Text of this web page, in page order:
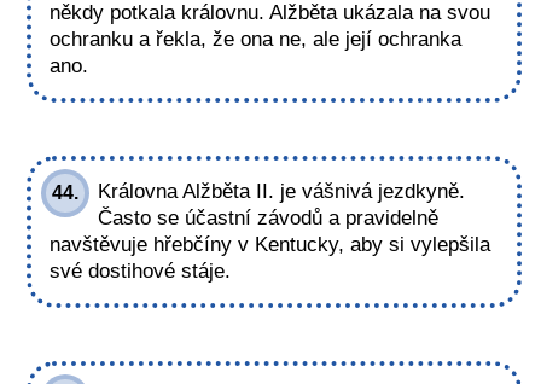
někdy potkala královnu. Alžběta ukázala na svou
ochranku a řekla, že ona ne, ale její ochranka
ano.
44.
Královna Alžběta II. je vášnivá jezdkyně.
Často se účastní závodů a pravidelně
navštěvuje hřebčíny v Kentucky, aby si vylepšila
své dostihové stáje.